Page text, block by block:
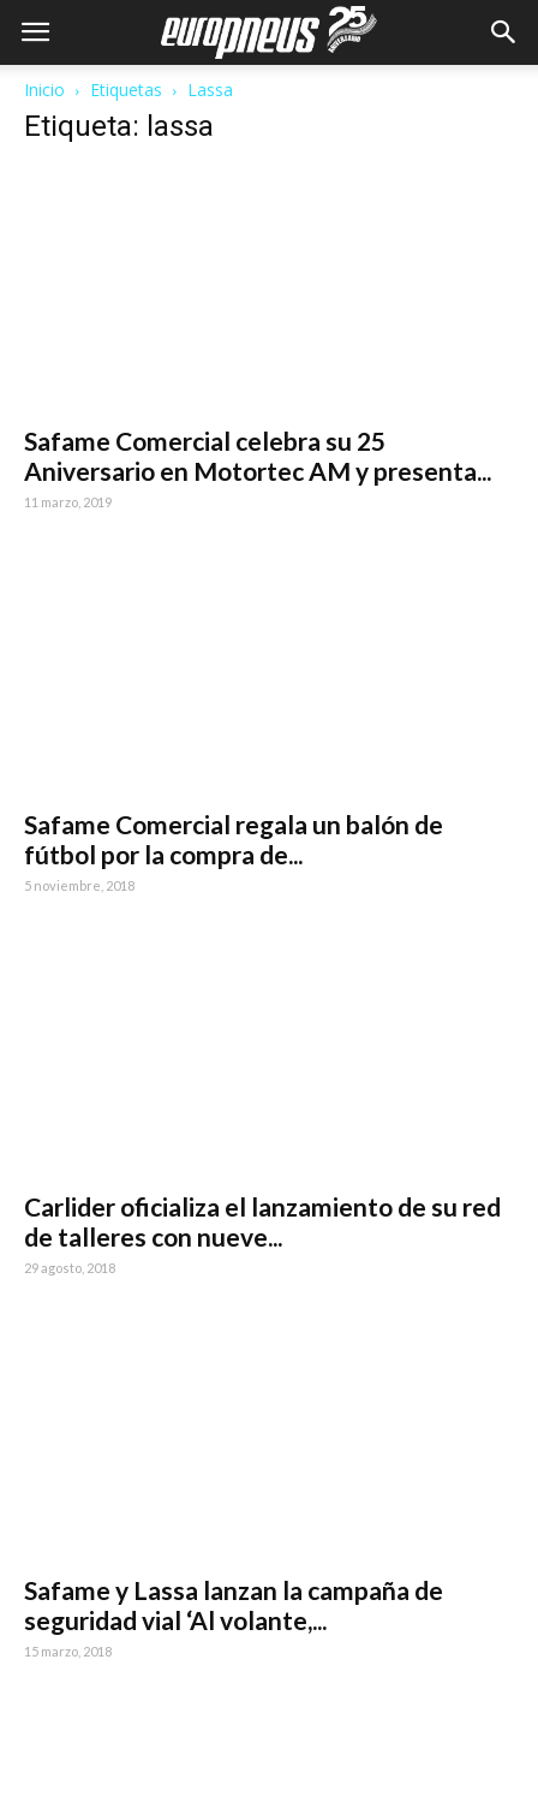
Inicio Etiquetas Lassa
Etiqueta: lassa
Safame Comercial celebra su 25
Aniversario en Motortec AM y presenta...
11 marzo, 2019
Safame Comercial regala un balón de
fútbol por la compra de...
5 noviembre, 2018
Carlider oficializa el lanzamiento de su red
de talleres con nueve...
29 agosto, 2018
Safame y Lassa lanzan la campaña de
seguridad vial ‘Al volante,...
15 marzo, 2018